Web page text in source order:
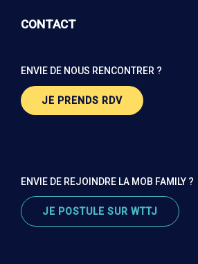
CONTACT
ENVIE DE NOUS RENCONTRER ?
JE PRENDS RDV
ENVIE DE REJOINDRE LA MOB FAMILY ?
JE POSTULE SUR WTTJ